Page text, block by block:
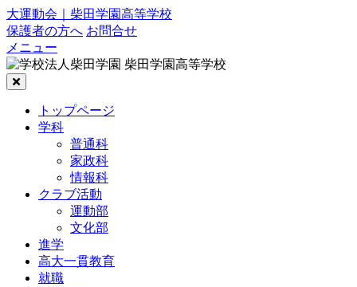
大運動会｜柴田学園高等学校
保護者の方へ お問合せ
メニュー
トップページ
学科
普通科
家政科
情報科
クラブ活動
運動部
文化部
進学
高大一貫教育
就職